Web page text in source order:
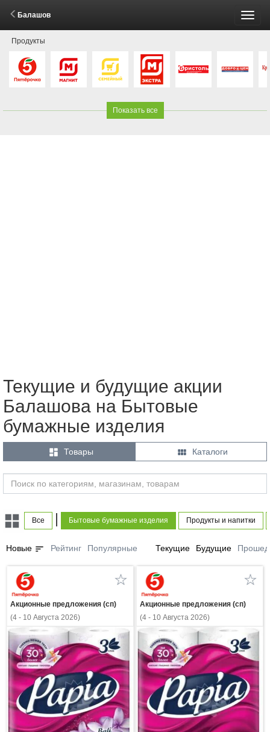
Балашов
Продукты
Показать все
Текущие и будущие акции
Балашова на Бытовые
бумажные изделия
 Товары  Каталоги
Все Бытовые бумажные изделия Продукты и напитки
Новые sort Рейтинг Популярные Текущие Будущие
Акционные предложения (сп)
(4 - 10 Августа 2026)
Акционные предложения (сп)
(4 - 10 Августа 2026)